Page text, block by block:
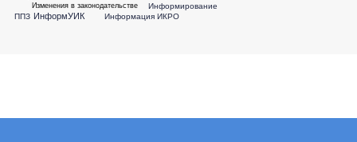
Изменения в законодательстве
ИнформУИК Информация ИКРО
Информирование
ППЗ